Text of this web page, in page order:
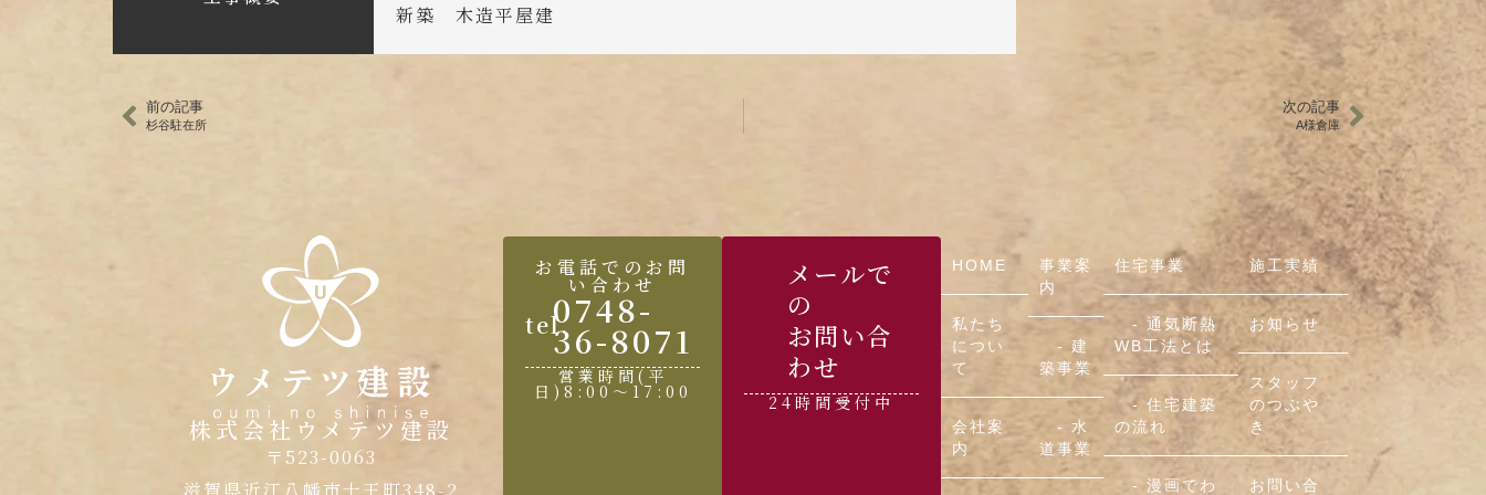
新築 木造平屋建
前の記事
杉谷駐在所
次の記事
A様倉庫
株式会社ウメテツ建設
〒523-0063
お電話でのお問
い合わせ
tel.0748-
36-8071
営業時間(平
日)8:00〜17:00
メールで
の
お問い合
わせ
24時間受付中
HOME
私たち
につい
て
会社案
内
事業案
内
- 建
築事業
- 水
道事業
住宅事業
- 通気断熱
WB工法とは
- 住宅建築
の流れ
- 漫画でわ
施工実績
お知らせ
スタッフ
のつぶや
き
お問い合